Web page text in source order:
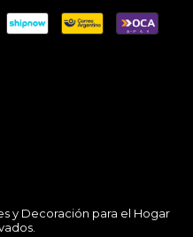
y Decoración para el Hogar